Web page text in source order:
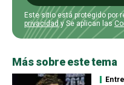
Este sitio está protegido por
privacidad y Se aplican las
Más sobre este tema